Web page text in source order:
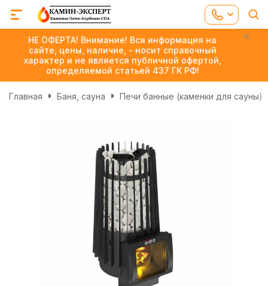
НЕ ОФЕРТА! Внимание! Вся информация на
сайте, цены, наличие, - носит справочный
характер и не является публичной офертой,
определяемой статьей 437 ГК РФ!
Главная Баня, сауна Печи банные (каменки для сауны)